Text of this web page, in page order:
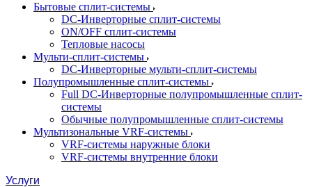
Бытовые сплит-системы
DC-Инверторные сплит-системы
ON/OFF сплит-системы
Тепловые насосы
Мульти-сплит-системы
DC-Инверторные мульти-сплит-системы
Полупромышленные сплит-системы
Full DC-Инверторные полупромышленные сплит-
системы
Обычные полупромышленные сплит-системы
Мультизональные VRF-системы
VRF-системы наружные блоки
VRF-системы внутренние блоки
Услуги